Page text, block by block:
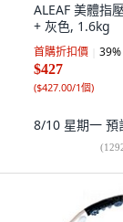
ALEAF 美體指
+ 灰色, 1.6kg
首購折扣價 39%
$427
($427.00/1個)
8/10 星期一 預
(